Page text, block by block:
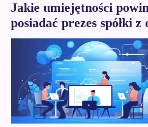
Jakie umiejętności
posiadać prezes spółki z